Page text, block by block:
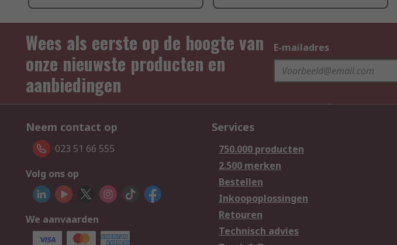
Wees als eerste op de hoogte van
onze nieuwste producten en
aanbiedingen
E-mailadres
Neem contact op
023 51 66 555
Volg ons op
We aanvaarden
Services
750.000 producten
2.500 merken
Bestellen
Inkoopoplossingen
Retouren
Technisch advies